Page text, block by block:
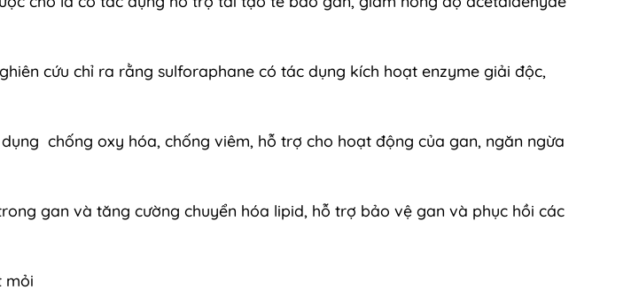
cứu chỉ ra rằng sulforaphane có tác dụng kích hoạt enzyme giải độc,
chống oxy hóa, chống viêm, hỗ trợ cho hoạt động của gan, ngăn ngừa
gan và tăng cường chuyển hóa lipid, hỗ trợ bảo vệ gan và phục hồi các
mỏi